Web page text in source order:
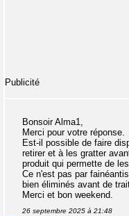
Publicité
Bonsoir Alma1,
Merci pour votre réponse.
Est-il possible de faire
retirer et à les gratter
produit qui permette de
Ce n'est pas par
bien éliminés avant de
Merci et bon weekend.
26 septembre 2025 à 21:48